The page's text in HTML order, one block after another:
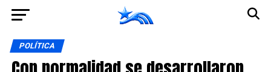
POLÍTICA
Ir a la versión móvil